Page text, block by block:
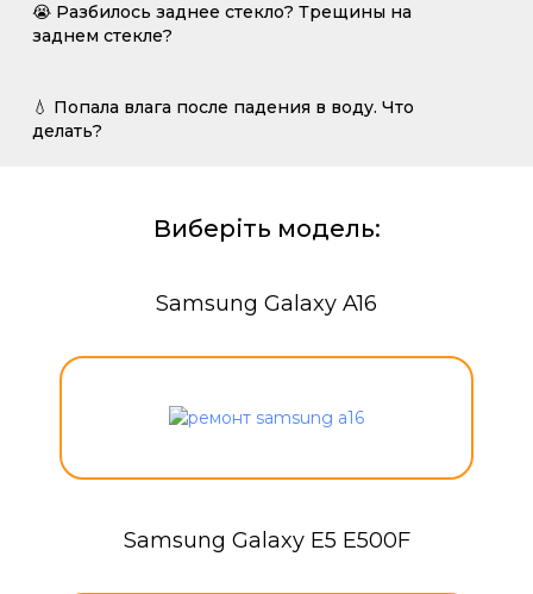
😭 Разбилось заднее стекло? Трещины на
заднем стекле?
💧 Попала влага после падения в воду. Что
делать?
Виберіть модель:
Samsung Galaxy A16
Samsung Galaxy E5 E500F